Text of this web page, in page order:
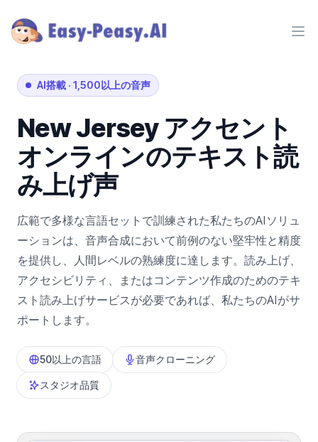
AI搭載 · 1,500以上の音声
New Jersey アクセント
オンラインのテキスト読
み上げ声
広範で多様な言語セットで訓練された私たちのAIソリュ
ーションは、音声合成において前例のない堅牢性と精度
を提供し、人間レベルの熟練度に達します。読み上げ、
アクセシビリティ、またはコンテンツ作成のためのテキ
スト読み上げサービスが必要であれば、私たちのAIがサ
ポートします。
50以上の言語 音声クローニング
スタジオ品質